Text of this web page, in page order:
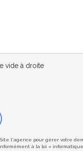
vide à droite
l'agence pour gérer votre
à la loi «